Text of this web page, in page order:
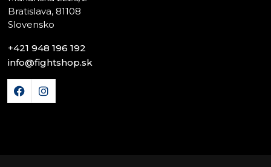
Bratislava, 81108
Slovensko
+421 948 196 192
info@fightshop.sk